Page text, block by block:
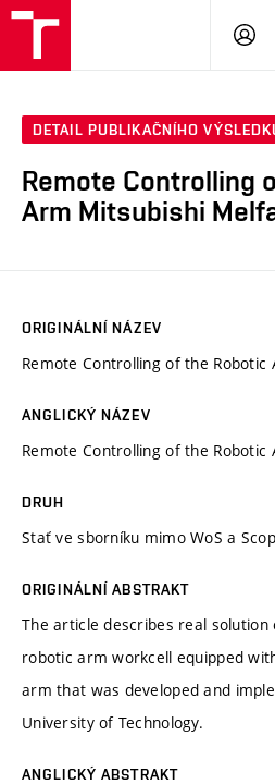
DETAIL PUBLIKAČNÍHO
Remote Controlling
Arm Mitsubishi
ORIGINÁLNÍ NÁZEV
Remote Controlling of the Robotic
ANGLICKÝ NÁZEV
Remote Controlling of the Robotic
DRUH
Stať ve sborníku mimo WoS a
ORIGINÁLNÍ ABSTRAKT
The article describes real solution
robotic arm workcell equipped with
arm that was developed and
University of Technology.
ANGLICKÝ ABSTRAKT